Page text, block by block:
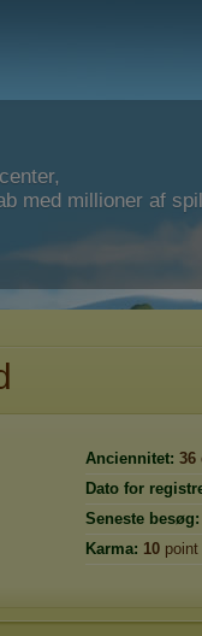
med millioner af
Anciennitet: 36
Dato for
Seneste besøg:
Karma: 10 point